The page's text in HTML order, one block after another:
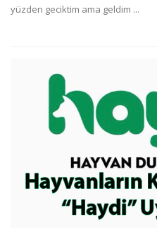
yüzden geciktim ama geldim ...